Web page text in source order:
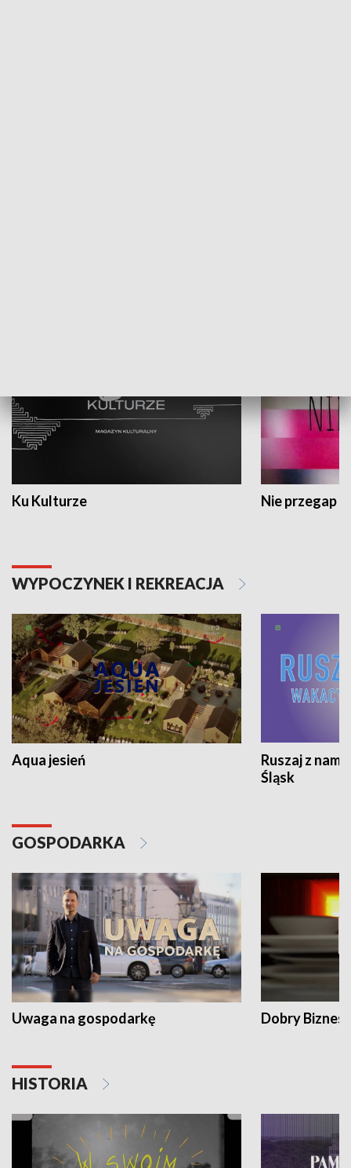
Ku Kulturze Nie przegap
WYPOCZYNEK I REKREACJA
Aqua jesień
Ruszaj z
Śląsk
GOSPODARKA
Uwaga na gospodarkę Dobry Biznes
HISTORIA